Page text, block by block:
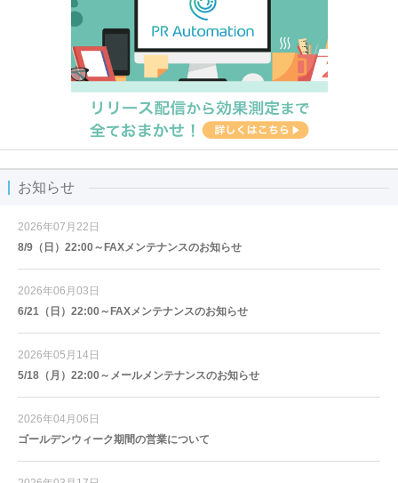
お知らせ
2026年07月22日
8/9（日）22:00～FAXメンテナンスのお知らせ
2026年06月03日
6/21（日）22:00～FAXメンテナンスのお知らせ
2026年05月14日
5/18（月）22:00～メールメンテナンスのお知らせ
2026年04月06日
ゴールデンウィーク期間の営業について